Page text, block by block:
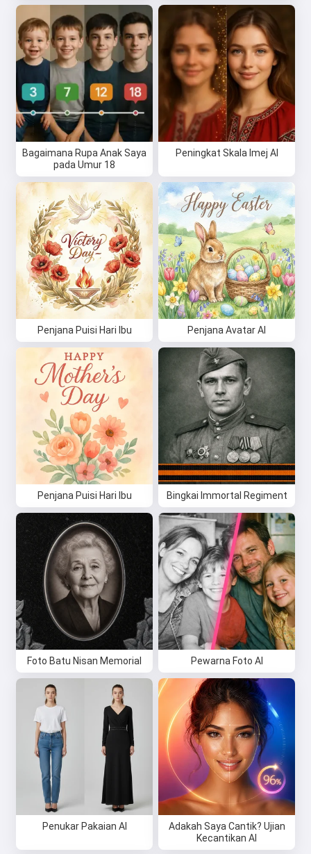
Bagaimana Rupa Anak Saya
pada Umur 18
Peningkat Skala Imej AI
Penjana Puisi Hari Ibu Penjana Avatar AI
Penjana Puisi Hari Ibu Bingkai Immortal Regiment
Foto Batu Nisan Memorial Pewarna Foto AI
Penukar Pakaian AI
Adakah Saya Cantik? Ujian
Kecantikan AI